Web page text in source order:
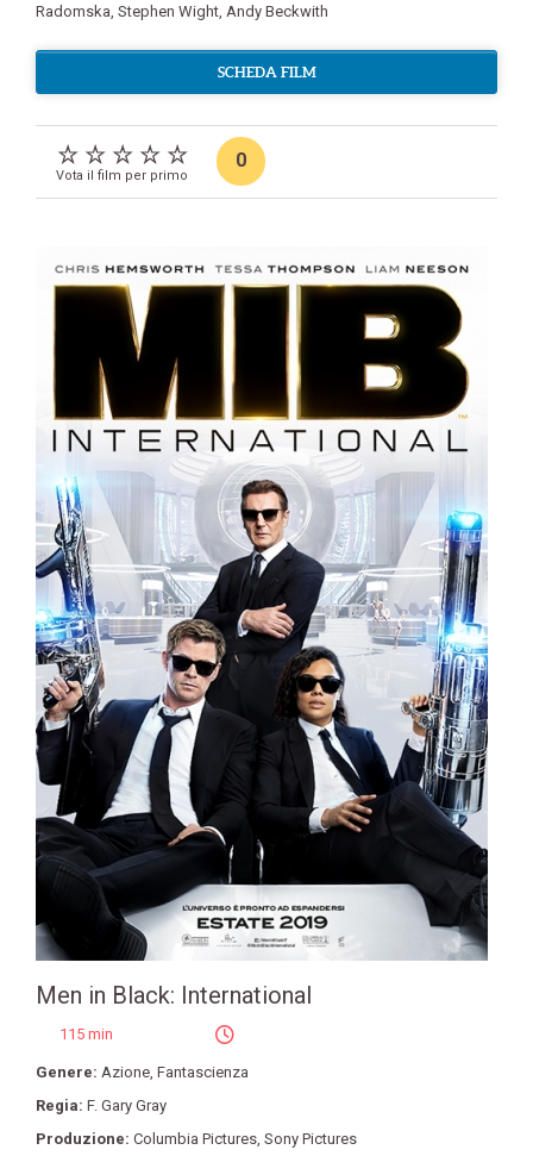
Radomska Stephen Wight Andy Beckwith
SCHEDA FILM
Vota il film per primo
0
Men in Black: International
115 min
Genere: Azione, Fantascienza
Regia: F. Gary Gray
Produzione: Columbia Pictures, Sony Pictures